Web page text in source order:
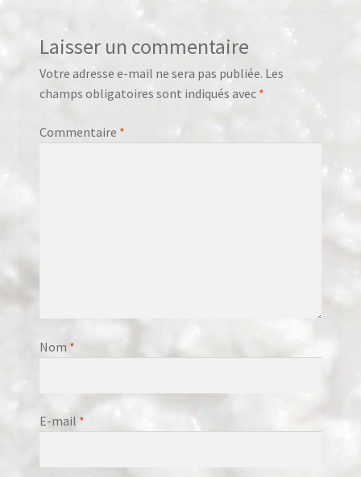
Laisser un commentaire
Votre adresse e-mail ne sera pas publiée. Les
champs obligatoires sont indiqués avec *
Commentaire *
Nom *
E-mail *